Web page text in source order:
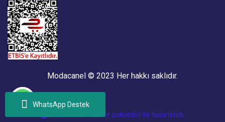
WhatsApp Destek
Modacanel © 2023 Her hakkı saklıdır.
e-